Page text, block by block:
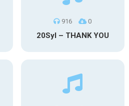
916 0
20Syl – THANK YOU